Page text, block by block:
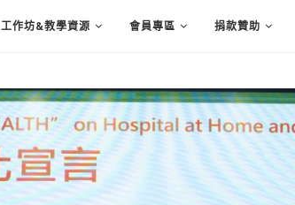
工作坊&教學資源 會員專區 捐款贊助